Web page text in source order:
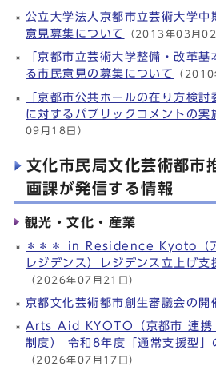
公立大学法人京都市立芸術大学中
意見募集について
（2013年03月02
「京都市立芸術大学整備・改革
る市民意見の募集について
（
「京都市公共ホールの在り方検
に対するパブリックコメントの実
09月18日）
文化市民局文化芸術都市
画課が発信する情報
観光・文化・産業
＊＊＊ in Residence Kyoto（ア
レジデンス）レジデンス立上げ支
（2026年07月21日）
京都文化芸術都市創生審議会の開
Arts Aid KYOTO（京都市 連携
制度） 令和8年度「通常支援型」
（2026年07月17日）